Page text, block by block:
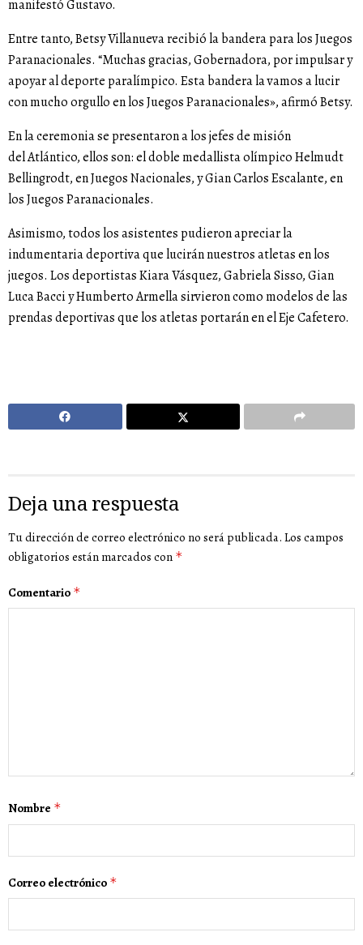
manifestó Gustavo.
Entre tanto, Betsy Villanueva recibió la bandera para los Juegos
Paranacionales. “Muchas gracias, Gobernadora, por impulsar y
apoyar al deporte paralímpico. Esta bandera la vamos a lucir
con mucho orgullo en los Juegos Paranacionales», afirmó Betsy.
En la ceremonia se presentaron a los jefes de misión
del Atlántico, ellos son: el doble medallista olímpico Helmudt
Bellingrodt, en Juegos Nacionales, y Gian Carlos Escalante, en
los Juegos Paranacionales.
Asimismo, todos los asistentes pudieron apreciar la
indumentaria deportiva que lucirán nuestros atletas en los
juegos. Los deportistas Kiara Vásquez, Gabriela Sisso, Gian
Luca Bacci y Humberto Armella sirvieron como modelos de las
prendas deportivas que los atletas portarán en el Eje Cafetero.
Deja una respuesta
Tu dirección de correo electrónico no será publicada. Los campos
obligatorios están marcados con *
Comentario *
Nombre *
Correo electrónico *